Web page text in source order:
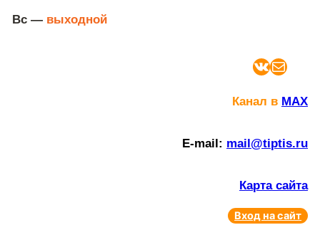
Вс —выходной
ВКонтакте Почта
Канал в MAX
E-mail: mail@tiptis.ru
Карта сайта
Вход на сайт